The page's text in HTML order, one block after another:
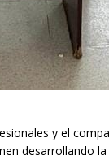
y el
desarrollando